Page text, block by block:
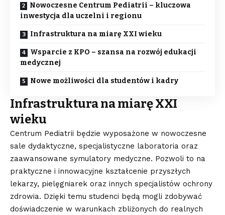
Nowoczesne Centrum Pediatrii – kluczowa
inwestycja dla uczelni i regionu
Infrastruktura na miarę XXI wieku
Wsparcie z KPO – szansa na rozwój edukacji
medycznej
Nowe możliwości dla studentów i kadry
Infrastruktura na miarę XXI
wieku
Centrum Pediatrii będzie wyposażone w nowoczesne
sale dydaktyczne, specjalistyczne laboratoria oraz
zaawansowane symulatory medyczne. Pozwoli to na
praktyczne i innowacyjne kształcenie przyszłych
lekarzy, pielęgniarek oraz innych specjalistów ochrony
zdrowia. Dzięki temu studenci będą mogli zdobywać
doświadczenie w warunkach zbliżonych do realnych